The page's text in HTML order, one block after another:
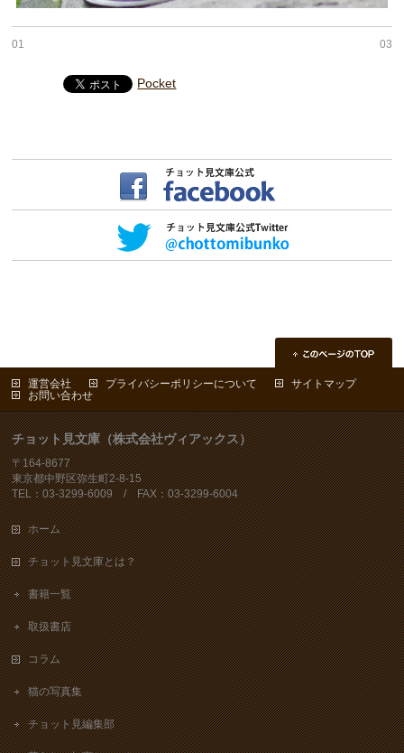
01 03
Pocket
運営会社 プライバシーポリシーについて
サイトマップ
お問い合わせ
チョット見文庫（株式会社ヴィアックス）
〒164-8677
東京都中野区弥生町2-8-15
TEL：03-3299-6009 / FAX：03-3299-6004
ホーム
チョット見文庫とは？
書籍一覧
取扱書店
コラム
猫の写真集
チョット見編集部